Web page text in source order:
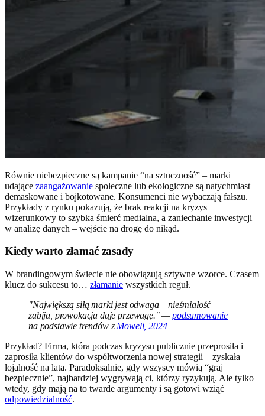
Równie niebezpieczne są kampanie “na sztuczność” – marki
udające zaangażowanie społeczne lub ekologiczne są natychmiast
demaskowane i bojkotowane. Konsumenci nie wybaczają fałszu.
Przykłady z rynku pokazują, że brak reakcji na kryzys
wizerunkowy to szybka śmierć medialna, a zaniechanie inwestycji
w analizę danych – wejście na drogę do nikąd.
Kiedy warto złamać zasady
W brandingowym świecie nie obowiązują sztywne wzorce. Czasem
klucz do sukcesu to… złamanie wszystkich reguł.
"Największą siłą marki jest odwaga – nieśmiałość
zabija, prowokacja daje przewagę." —podsumowanie
na podstawie trendów z Moweli, 2024
Przykład? Firma, która podczas kryzysu publicznie przeprosiła i
zaprosiła klientów do współtworzenia nowej strategii – zyskała
lojalność na lata. Paradoksalnie, gdy wszyscy mówią “graj
bezpiecznie”, najbardziej wygrywają ci, którzy ryzykują. Ale tylko
wtedy, gdy mają na to twarde argumenty i są gotowi wziąć
odpowiedzialność.